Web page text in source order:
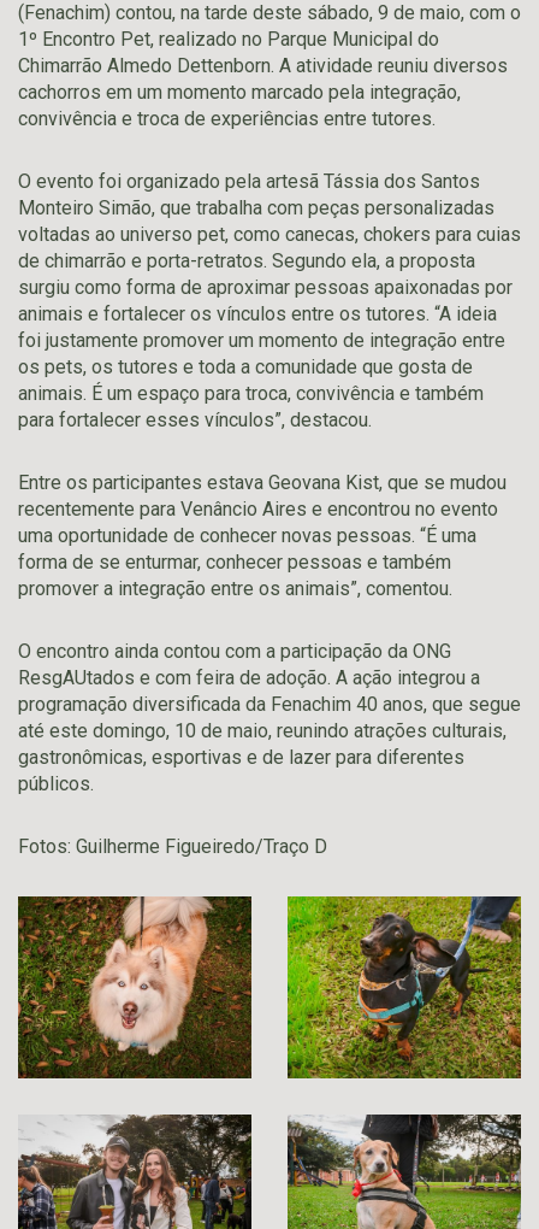
(Fenachim) contou, na tarde deste sábado, 9 de maio, com o
1º Encontro Pet, realizado no Parque Municipal do
Chimarrão Almedo Dettenborn. A atividade reuniu diversos
cachorros em um momento marcado pela integração,
convivência e troca de experiências entre tutores.
O evento foi organizado pela artesã Tássia dos Santos
Monteiro Simão, que trabalha com peças personalizadas
voltadas ao universo pet, como canecas, chokers para cuias
de chimarrão e porta-retratos. Segundo ela, a proposta
surgiu como forma de aproximar pessoas apaixonadas por
animais e fortalecer os vínculos entre os tutores. “A ideia
foi justamente promover um momento de integração entre
os pets, os tutores e toda a comunidade que gosta de
animais. É um espaço para troca, convivência e também
para fortalecer esses vínculos”, destacou.
Entre os participantes estava Geovana Kist, que se mudou
recentemente para Venâncio Aires e encontrou no evento
uma oportunidade de conhecer novas pessoas. “É uma
forma de se enturmar, conhecer pessoas e também
promover a integração entre os animais”, comentou.
O encontro ainda contou com a participação da ONG
ResgAUtados e com feira de adoção. A ação integrou a
programação diversificada da Fenachim 40 anos, que segue
até este domingo, 10 de maio, reunindo atrações culturais,
gastronômicas, esportivas e de lazer para diferentes
públicos.
Fotos: Guilherme Figueiredo/Traço D